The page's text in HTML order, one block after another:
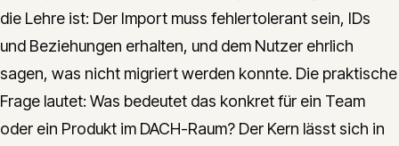
die Lehre ist: Der Import muss fehlertolerant sein, IDs
und Beziehungen erhalten, und dem Nutzer ehrlich
sagen, was nicht migriert werden konnte. Die praktische
Frage lautet: Was bedeutet das konkret für ein Team
oder ein Produkt im DACH-Raum? Der Kern lässt sich in